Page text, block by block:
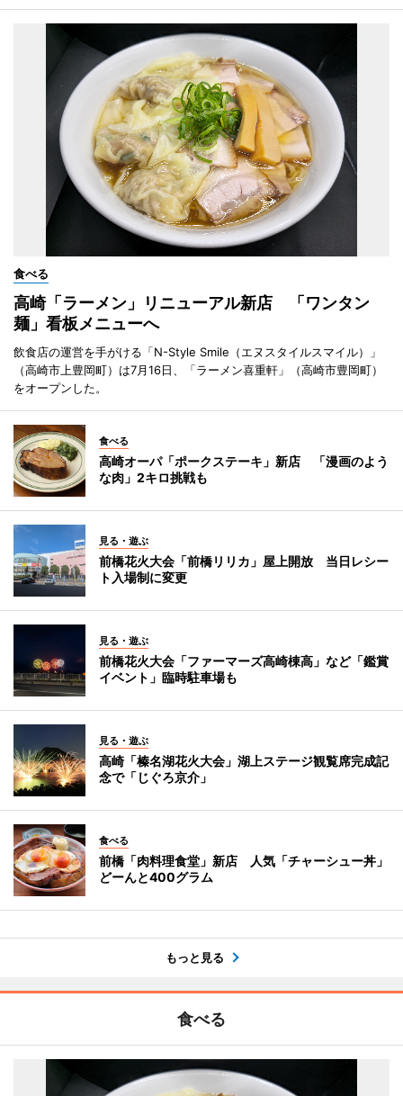
食べる
高崎「ラーメン」リニューアル新店 「ワンタン
麺」看板メニューへ
飲食店の運営を手がける「N-Style Smile（エヌスタイルスマイル）」
（高崎市上豊岡町）は7月16日、「ラーメン喜重軒」（高崎市豊岡町）
をオープンした。
食べる
高崎オーパ「ポークステーキ」新店 「漫画のよう
な肉」2キロ挑戦も
見る・遊ぶ
前橋花火大会「前橋リリカ」屋上開放 当日レシー
ト入場制に変更
見る・遊ぶ
前橋花火大会「ファーマーズ高崎棟高」など「鑑賞
イベント」臨時駐車場も
見る・遊ぶ
高崎「榛名湖花火大会」湖上ステージ観覧席完成記
念で「じぐろ京介」
食べる
前橋「肉料理食堂」新店 人気「チャーシュー丼」
どーんと400グラム
もっと見る
食べる